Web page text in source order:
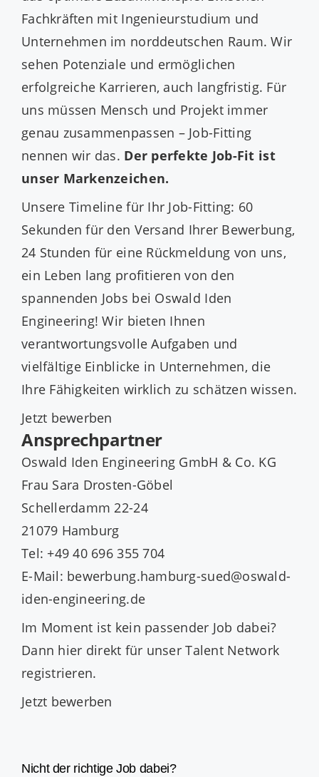
Fachkräften mit Ingenieurstudium und
Unternehmen im norddeutschen Raum. Wir
sehen Potenziale und ermöglichen
erfolgreiche Karrieren, auch langfristig. Für
uns müssen Mensch und Projekt immer
genau zusammenpassen – Job-Fitting
nennen wir das. Der perfekte Job-Fit ist
unser Markenzeichen.
Unsere Timeline für Ihr Job-Fitting: 60
Sekunden für den Versand Ihrer Bewerbung,
24 Stunden für eine Rückmeldung von uns,
ein Leben lang profitieren von den
spannenden Jobs bei Oswald Iden
Engineering! Wir bieten Ihnen
verantwortungsvolle Aufgaben und
vielfältige Einblicke in Unternehmen, die
Ihre Fähigkeiten wirklich zu schätzen wissen.
Jetzt bewerben
Ansprechpartner
Oswald Iden Engineering GmbH & Co. KG
Frau Sara Drosten-Göbel
Schellerdamm 22-24
21079 Hamburg
Tel: +49 40 696 355 704
E-Mail: bewerbung.hamburg-sued@oswald-
iden-engineering.de
Im Moment ist kein passender Job dabei?
Dann hier direkt für unser Talent Network
registrieren.
Jetzt bewerben
Nicht der richtige Job dabei?